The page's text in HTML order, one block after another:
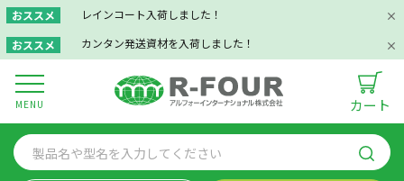
おススメ レインコート入荷しました！
おススメ カンタン発送資材を入荷しました！
MENU カート